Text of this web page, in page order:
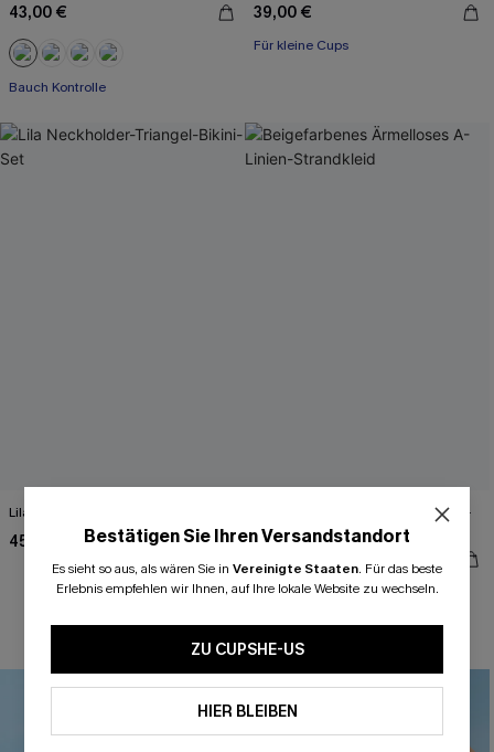
43,00 €
Bauch Kontrolle
39,00 €
Für kleine Cups
Lila Neckholder-Triangel-Bikini-Set
45,00 €
Beigefarbenes Ärmelloses A-Linien-
Strandkleid
Bestätigen Sie Ihren Versandstandort
Es sieht so aus, als wären Sie in Vereinigte Staaten. Für das beste
Erlebnis empfehlen wir Ihnen, auf Ihre lokale Website zu wechseln.
ZU CUPSHE-US
HIER BLEIBEN